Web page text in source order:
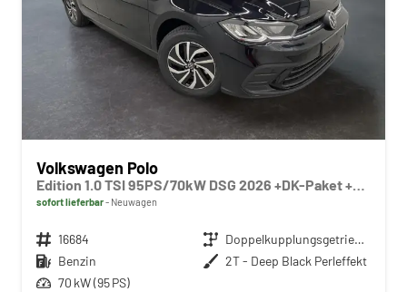
Volkswagen Polo
Edition 1.0 TSI 95PS/70kW DSG 2026 +DK-Paket +RFK +Getönte Heckscheiben +TravelAssist +LED
sofort lieferbar Neuwagen
Fahrzeugnr. 16684 Getriebe
Doppelkupplungsgetriebe (DSG)
Kraftstoff Benzin Außenfarbe 2T - Deep Black Perleffekt
Leistung 70 kW (95 PS)